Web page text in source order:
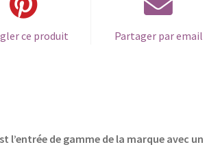
ce produit Partager par email
l’entrée de gamme de la marque avec un